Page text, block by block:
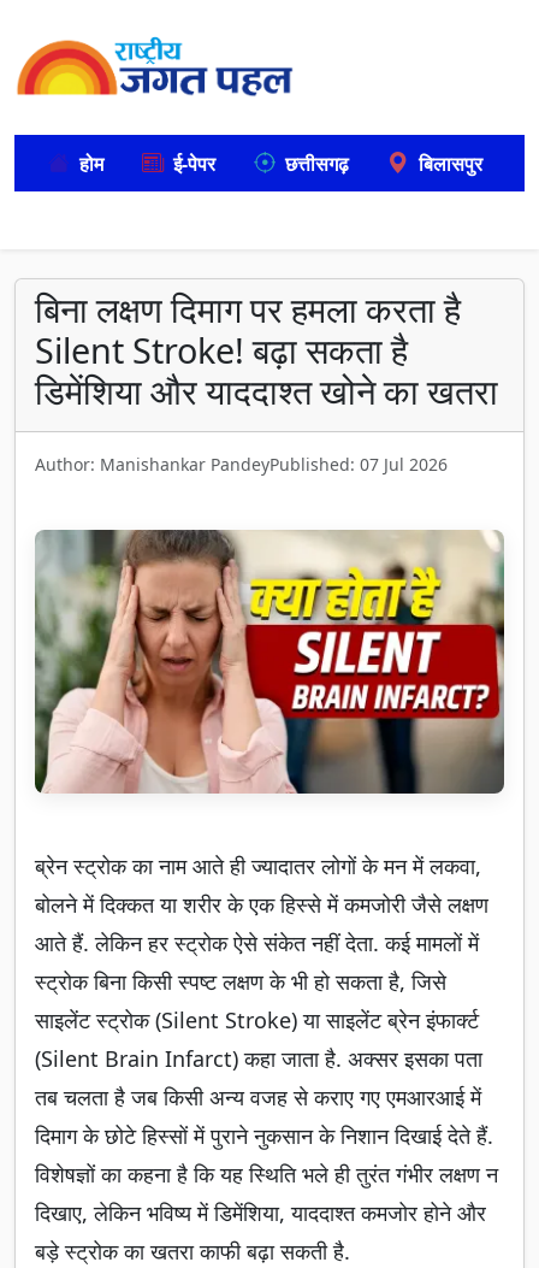
होम ई-पेपर छत्तीसगढ़ बिलासपुर
बिना लक्षण दिमाग पर हमला करता है
Silent Stroke! बढ़ा सकता है
डिमेंशिया और याददाश्त खोने का खतरा
Author: Manishankar PandeyPublished: 07 Jul 2026
ब्रेन स्ट्रोक का नाम आते ही ज्यादातर लोगों के मन में लकवा,
बोलने में दिक्कत या शरीर के एक हिस्से में कमजोरी जैसे लक्षण
आते हैं. लेकिन हर स्ट्रोक ऐसे संकेत नहीं देता. कई मामलों में
स्ट्रोक बिना किसी स्पष्ट लक्षण के भी हो सकता है, जिसे
साइलेंट स्ट्रोक (Silent Stroke) या साइलेंट ब्रेन इंफार्क्ट
(Silent Brain Infarct) कहा जाता है. अक्सर इसका पता
तब चलता है जब किसी अन्य वजह से कराए गए एमआरआई में
दिमाग के छोटे हिस्सों में पुराने नुकसान के निशान दिखाई देते हैं.
विशेषज्ञों का कहना है कि यह स्थिति भले ही तुरंत गंभीर लक्षण न
दिखाए, लेकिन भविष्य में डिमेंशिया, याददाश्त कमजोर होने और
बड़े स्ट्रोक का खतरा काफी बढ़ा सकती है.